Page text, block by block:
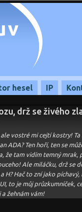
hesel IP
drž se živého
živého
vostré mi cejtí kostry!
ADA? Ten hoří, ten se
že tam vidím temný
Ale miláčku, drž se
H? Hač to zní jako
to je můj průzkumníček,
žehnám vám!